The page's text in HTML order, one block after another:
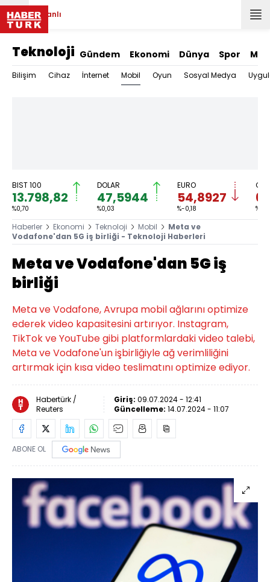
Canlı
Teknoloji Gündem Ekonomi Dünya Spor
Bilişim Cihaz İnternet Mobil Oyun Sosyal Medya
BIST 100
13.798,82
%0,70
DOLAR
47,5944
%0,03
EURO
54,8927
%-0,18 %-
Haberler Ekonomi Teknoloji Mobil
Meta ve
Vodafone'dan 5G iş birliği - Teknoloji Haberleri
Meta ve Vodafone'dan 5G iş
birliği
Meta ve Vodafone, Avrupa mobil ağlarını optimize
ederek video kapasitesini artırıyor. Instagram,
TikTok ve YouTube gibi platformlardaki video talebi,
Meta ve Vodafone'un işbirliğiyle ağ verimliliğini
artırmak için kısa video teslimatını optimize ediyor.
Habertürk /
Reuters
Giriş: 09.07.2024 - 12:41
Güncelleme: 14.07.2024 - 11:07
ABONE OL